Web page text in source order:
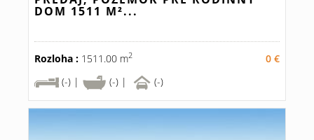
DOM 1511 M²...
Rozloha : 1511.00 m2
0 €
(-) |
(-) | (-)